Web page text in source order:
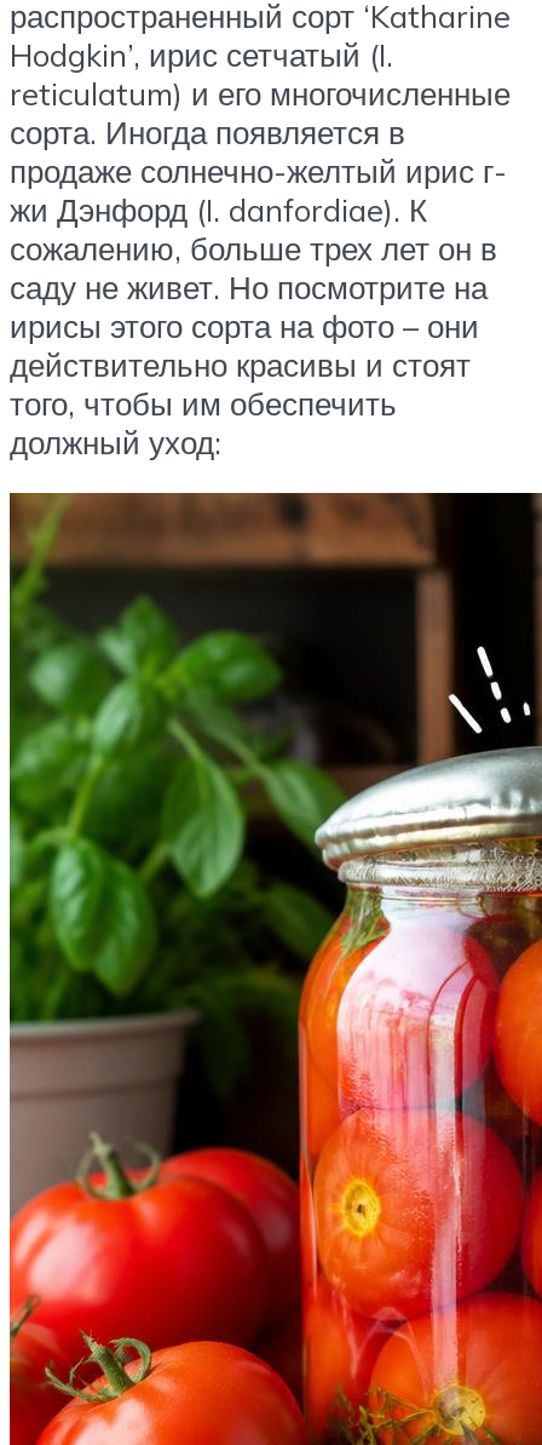
распространенный сорт ‘Katharine
Hodgkin’, ирис сетчатый (I.
reticulatum) и его многочисленные
сорта. Иногда появляется в
продаже солнечно-желтый ирис г-
жи Дэнфорд (I. danfordiae). К
сожалению, больше трех лет он в
саду не живет. Но посмотрите на
ирисы этого сорта на фото – они
действительно красивы и стоят
того, чтобы им обеспечить
должный уход: